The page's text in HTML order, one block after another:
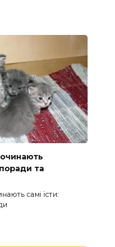
та
самі їсти: